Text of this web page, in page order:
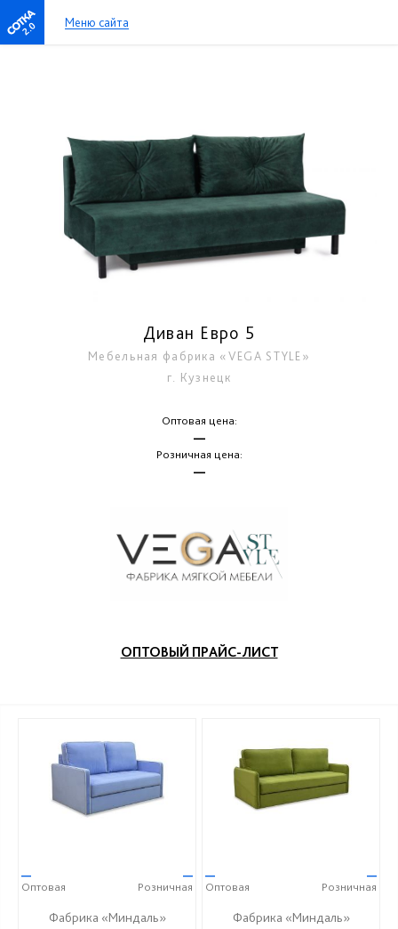
2.0 Меню сайта
Диван Евро 5
Мебельная фабрика «VEGA STYLE»
г. Кузнецк
Оптовая цена:
—
Розничная цена:
—
ОПТОВЫЙ ПРАЙС-ЛИСТ
—
Оптовая
—
Розничная
Фабрика «Миндаль»
—
Оптовая
—
Розничная
Фабрика «Миндаль»